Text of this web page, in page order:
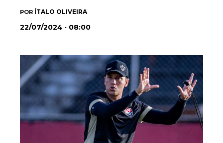
POR ÍTALO OLIVEIRA
22/07/2024 · 08:00